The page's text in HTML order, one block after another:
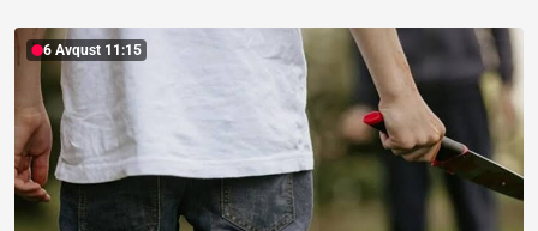
6 Avqust 11:15